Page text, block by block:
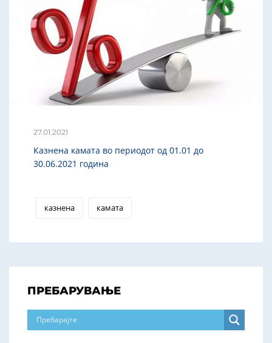
27.01.2021
Казнена камата во периодот од 01.01 до
30.06.2021 година
казнена камата
ПРЕБАРУВАЊЕ